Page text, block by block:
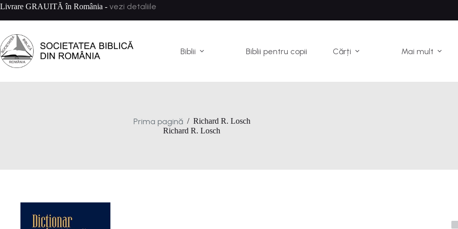
Sari
conținut
Livrare GRAUITĂ în România - vezi detaliile
Biblii Biblii pentru copii Cărți Mai mult
Prima pagină / Richard R. Losch
Richard R. Losch